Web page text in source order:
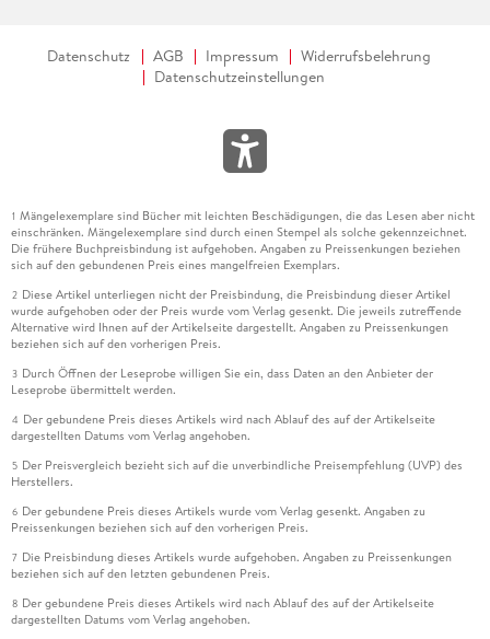
Datenschutz AGB Impressum
Widerrufsbelehrung
Datenschutzeinstellungen
1 Mängelexemplare sind Bücher mit leichten Beschädigungen, die das Lesen aber nicht
einschränken. Mängelexemplare sind durch einen Stempel als solche gekennzeichnet.
Die frühere Buchpreisbindung ist aufgehoben. Angaben zu Preissenkungen beziehen
sich auf den gebundenen Preis eines mangelfreien Exemplars.
2 Diese Artikel unterliegen nicht der Preisbindung, die Preisbindung dieser Artikel
wurde aufgehoben oder der Preis wurde vom Verlag gesenkt. Die jeweils zutreffende
Alternative wird Ihnen auf der Artikelseite dargestellt. Angaben zu Preissenkungen
beziehen sich auf den vorherigen Preis.
3 Durch Öffnen der Leseprobe willigen Sie ein, dass Daten an den Anbieter der
Leseprobe übermittelt werden.
4 Der gebundene Preis dieses Artikels wird nach Ablauf des auf der Artikelseite
dargestellten Datums vom Verlag angehoben.
5 Der Preisvergleich bezieht sich auf die unverbindliche Preisempfehlung (UVP) des
Herstellers.
6 Der gebundene Preis dieses Artikels wurde vom Verlag gesenkt. Angaben zu
Preissenkungen beziehen sich auf den vorherigen Preis.
7 Die Preisbindung dieses Artikels wurde aufgehoben. Angaben zu Preissenkungen
beziehen sich auf den letzten gebundenen Preis.
8 Der gebundene Preis dieses Artikels wird nach Ablauf des auf der Artikelseite
dargestellten Datums vom Verlag angehoben.